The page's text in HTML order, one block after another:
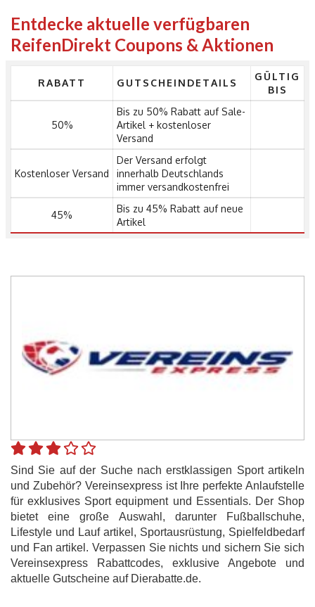
Entdecke aktuelle verfügbaren
ReifenDirekt Coupons & Aktionen
RABATT GUTSCHEINDETAILS
GÜLTIG
BIS
50%
Bis zu 50% Rabatt auf Sale-
Artikel + kostenloser
Versand
Kostenloser Versand
Der Versand erfolgt
innerhalb Deutschlands
immer versandkostenfrei
45%
Bis zu 45% Rabatt auf neue
Artikel
Sind Sie auf der Suche nach erstklassigen Sport artikeln
und Zubehör? Vereinsexpress ist Ihre perfekte Anlaufstelle
für exklusives Sport equipment und Essentials. Der Shop
bietet eine große Auswahl, darunter Fußballschuhe,
Lifestyle und Lauf artikel, Sportausrüstung, Spielfeldbedarf
und Fan artikel. Verpassen Sie nichts und sichern Sie sich
Vereinsexpress Rabattcodes, exklusive Angebote und
aktuelle Gutscheine auf Dierabatte.de.